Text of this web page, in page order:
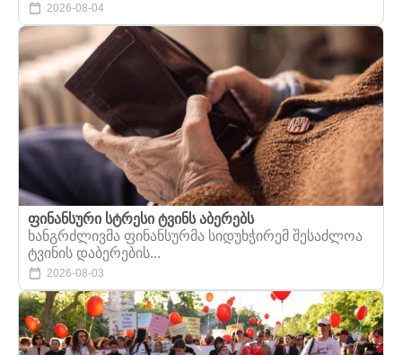
2026-08-04
ფინანსური სტრესი ტვინს აბერებს
ხანგრძლივმა ფინანსურმა სიდუხჭირემ შესაძლოა
ტვინის დაბერების...
2026-08-03